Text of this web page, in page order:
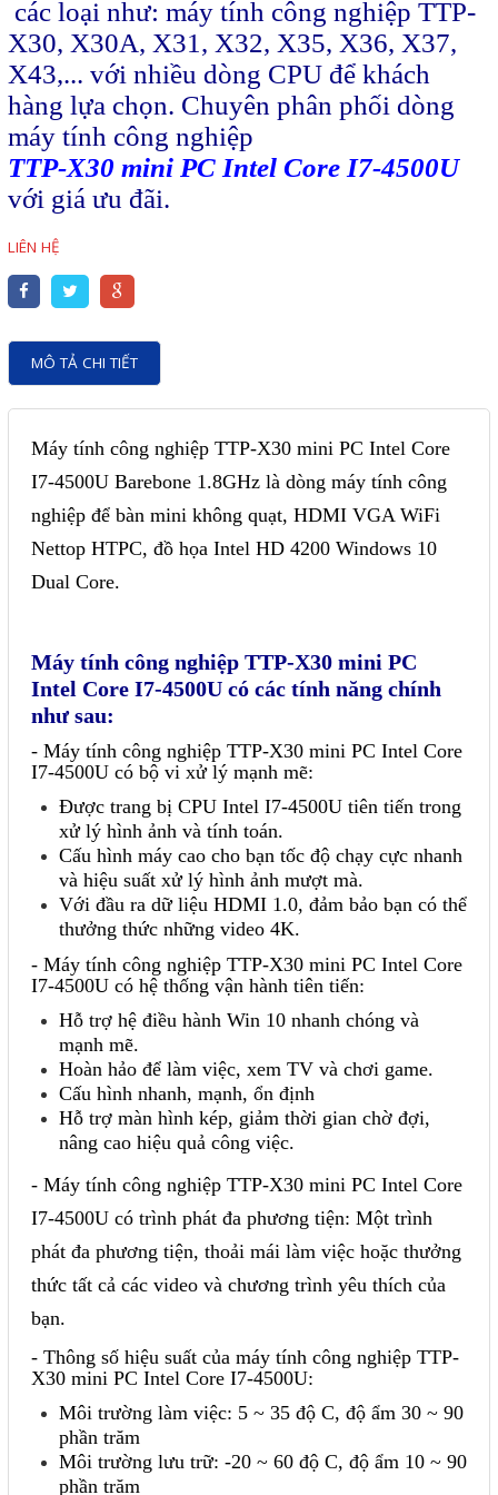
các loại như: máy tính công nghiệp TTP-
X30, X30A, X31, X32, X35, X36, X37,
X43,... với nhiều dòng CPU để khách
hàng lựa chọn. Chuyên phân phối dòng
máy tính công nghiệp
TTP-X30 mini PC Intel Core I7-4500U
với giá ưu đãi.
LIÊN HỆ
MÔ TẢ CHI TIẾT
Máy tính công nghiệp TTP-X30 mini PC Intel Core
I7-4500U Barebone 1.8GHz là dòng máy tính công
nghiệp để bàn mini không quạt, HDMI VGA WiFi
Nettop HTPC, đồ họa Intel HD 4200 Windows 10
Dual Core.
Máy tính công nghiệp TTP-X30 mini PC
Intel Core I7-4500U có các tính năng chính
như sau:
- Máy tính công nghiệp TTP-X30 mini PC Intel Core
I7-4500U có bộ vi xử lý mạnh mẽ:
Được trang bị CPU Intel I7-4500U tiên tiến trong
xử lý hình ảnh và tính toán.
Cấu hình máy cao cho bạn tốc độ chạy cực nhanh
và hiệu suất xử lý hình ảnh mượt mà.
Với đầu ra dữ liệu HDMI 1.0, đảm bảo bạn có thể
thưởng thức những video 4K.
- Máy tính công nghiệp TTP-X30 mini PC Intel Core
I7-4500U có hệ thống vận hành tiên tiến:
Hỗ trợ hệ điều hành Win 10 nhanh chóng và
mạnh mẽ.
Hoàn hảo để làm việc, xem TV và chơi game.
Cấu hình nhanh, mạnh, ổn định
Hỗ trợ màn hình kép, giảm thời gian chờ đợi,
nâng cao hiệu quả công việc.
- Máy tính công nghiệp TTP-X30 mini PC Intel Core
I7-4500U có trình phát đa phương tiện: Một trình
phát đa phương tiện, thoải mái làm việc hoặc thưởng
thức tất cả các video và chương trình yêu thích của
bạn.
- Thông số hiệu suất của máy tính công nghiệp TTP-
X30 mini PC Intel Core I7-4500U:
Môi trường làm việc: 5 ~ 35 độ C, độ ẩm 30 ~ 90
phần trăm
Môi trường lưu trữ: -20 ~ 60 độ C, độ ẩm 10 ~ 90
phần trăm
Motor Servo / Driver Servo
Cáp lập trình PLC - HMI -
Servo
Cân Điện Tử
Thiết bị thu thập dữ liệu,
truyền và lưu trữ dữ liệu
Thiết bị điều khiển và giám
sát
Thiết bị đo lường - Cảm biến
Đồng hồ đo đa năng
Phụ kiện lắp tủ điện
Giới thiệu
Thiết kế phần mềm giám sát
và quản lý
Thiết kế tủ điện công nghiệp
Sửa chữa PLC
Sửa chữa màn hình HMI
Sửa Bộ điều khiển Servo, Bộ
Sửa chữa bộ nguồn
Sửa motor - Quấn motor
Sửa Cân Điện Tử
Lập trình PLC
Lập trình màn hình HMI
Lập trình hệ thống Scada
Lập trình hệ thống Servo
Crack password PLC
Thông tin hữu ích
Hình ảnh sửa chữa